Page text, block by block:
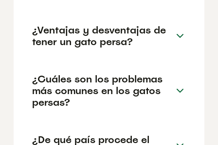
¿Ventajas y desventajas de
tener un gato persa?
¿Cuáles son los problemas
más comunes en los gatos
persas?
¿De qué país procede el